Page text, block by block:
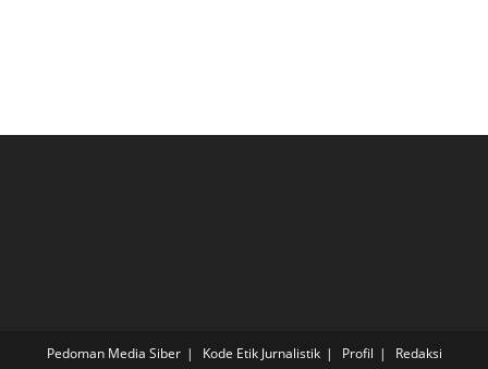
Pedoman Media Siber Kode Etik Jurnalistik Profil Redaksi